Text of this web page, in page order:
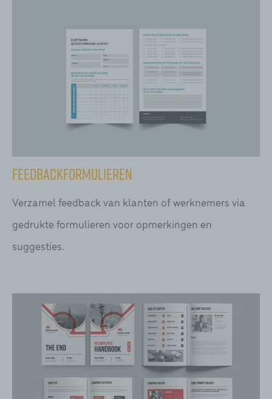
Feedbackformulieren
Verzamel feedback van klanten of werknemers via
gedrukte formulieren voor opmerkingen en
suggesties.